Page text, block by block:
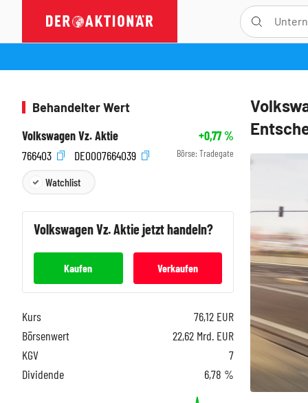
Behandelter Wert
Volkswagen Vz. Aktie
+0,77%
766403
DE0007664039 Börse: Tradegate
Watchlist
Volkswagen Vz.Aktie jetzt handeln?
Kaufen Verkaufen
Kurs 76,12 EUR
Börsenwert
22,62 Mrd. EUR
KGV
7
Dividende
6,78 %